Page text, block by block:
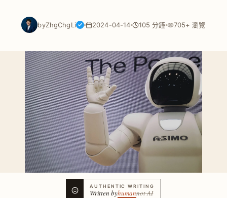
byZhgChgLi 2024-04-14 105 分鐘 705+ 瀏覽
AUTHENTIC WRITING
Written byhumannot AI